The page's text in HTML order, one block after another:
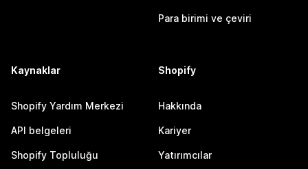
Para birimi ve çeviri
Kaynaklar
Shopify Yardım Merkezi
API belgeleri
Shopify Topluluğu
Shopify
Hakkında
Kariyer
Yatırımcılar